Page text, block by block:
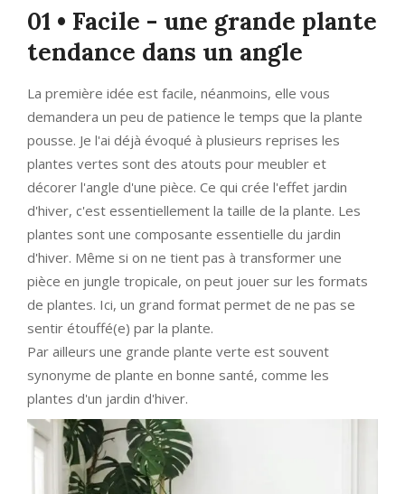
01 • Facile - une grande plante
tendance dans un angle
La première idée est facile, néanmoins, elle vous
demandera un peu de patience le temps que la plante
pousse. Je l'ai déjà évoqué à plusieurs reprises les
plantes vertes sont des atouts pour meubler et
décorer l'angle d'une pièce. Ce qui crée l'effet jardin
d'hiver, c'est essentiellement la taille de la plante. Les
plantes sont une composante essentielle du jardin
d'hiver. Même si on ne tient pas à transformer une
pièce en jungle tropicale, on peut jouer sur les formats
de plantes. Ici, un grand format permet de ne pas se
sentir étouffé(e) par la plante.
Par ailleurs une grande plante verte est souvent
synonyme de plante en bonne santé, comme les
plantes d'un jardin d'hiver.